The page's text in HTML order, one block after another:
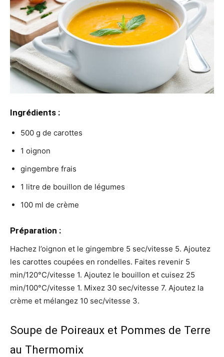
Ingrédients :
500 g de carottes
1 oignon
gingembre frais
1 litre de bouillon de légumes
100 ml de crème
Préparation :
Hachez l’oignon et le gingembre 5 sec/vitesse 5. Ajoutez
les carottes coupées en rondelles. Faites revenir 5
min/120°C/vitesse 1. Ajoutez le bouillon et cuisez 25
min/100°C/vitesse 1. Mixez 30 sec/vitesse 7. Ajoutez la
crème et mélangez 10 sec/vitesse 3.
Soupe de Poireaux et Pommes de Terre
au Thermomix